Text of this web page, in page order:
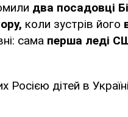
два посадовці
коли зустрів його
сама перша леді
дітей в